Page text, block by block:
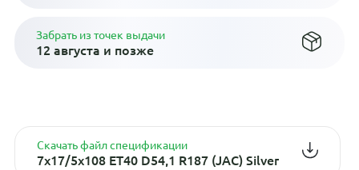
Забрать из точек выдачи
12 августа и позже
Скачать файл спецификации
7x17/5x108 ET40 D54,1 R187 (JAC) Silver